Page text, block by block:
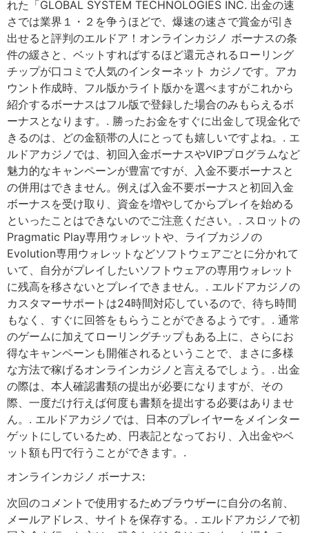
れた「GLOBAL SYSTEM TECHNOLOGIES INC. 出金の速
さでは業界１・２を争うほどで、爆速の速さで賞金が引き
出せると評判のエルドア！オンラインカジノ ボーナスの条
件の緩さと、ベットすればするほど還元されるローリング
チップが口コミで人気のインターネット カジノです。アカ
ウント作成時、フル版かライト版かを選べますがこれから
紹介するボーナスはフル版で登録した場合のみもらえるボ
ーナスとなります。. 勝ったお金をすぐに出金して現金化で
きるのは、どの金額帯の人にとっても嬉しいですよね。. エ
ルドアカジノでは、初回入金ボーナスやVIPプログラムなど
魅力的なキャンペーンが豊富ですが、入金不要ボーナスと
の併用はできません。例えば入金不要ボーナスと初回入金
ボーナスを受け取り、資金を増やしてからプレイを始める
といったことはできないのでご注意ください。. スロットの
Pragmatic Play専用ウォレットや、ライブカジノの
Evolution専用ウォレットなどソフトウェアごとに分かれて
いて、自分がプレイしたいソフトウェアの専用ウォレット
に残高を移さないとプレイできません。. エルドアカジノの
カスタマーサポートは24時間対応しているので、待ち時間
もなく、すぐに回答をもらうことができるようです。. 通常
のゲームに加えてローリングチップもある上に、さらにお
得なキャンペーンも開催されるということで、まさに多様
な方法で稼げるオンラインカジノと言えるでしょう。. 出金
の際は、本人確認書類の提出が必要になりますが、その
際、一度だけ行えば何度も書類を提出する必要はありませ
ん。. エルドアカジノでは、日本のプレイヤーをメインター
ゲットにしているため、円表記となっており、入出金やベ
ット額も円で行うことができます。.
オンラインカジノ ボーナス:
次回のコメントで使用するためブラウザーに自分の名前、
メールアドレス、サイトを保存する。. エルドアカジノで初